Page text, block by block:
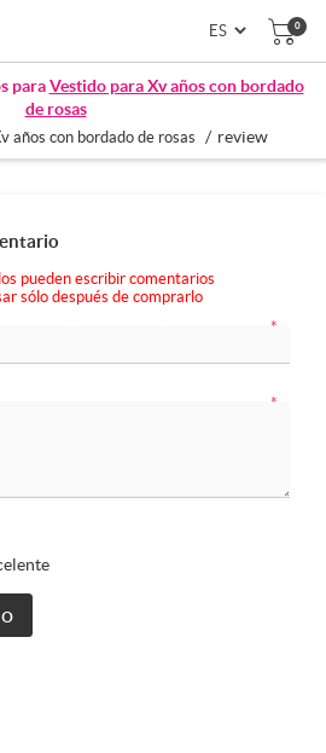
0
paraVestido para Xv años con bordado
de rosas
años con bordado de rosas / review
pueden escribir comentarios
sólo después de comprarlo
*
*